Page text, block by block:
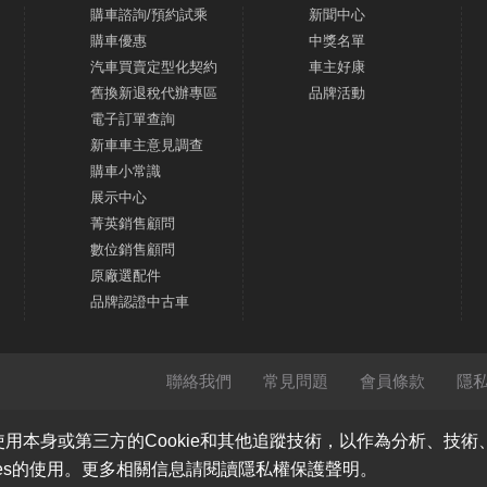
購車諮詢/預約試乘
購車優惠
汽車買賣定型化契約
舊換新退稅代辦專區
電子訂單查詢
新車車主意見調查
購車小常識
展示中心
菁英銷售顧問
數位銷售顧問
原廠選配件
品牌認證中古車
新聞中心
中獎名單
車主好康
品牌活動
聯絡我們 常見問題 會員條款 隱
本身或第三方的Cookie和其他追蹤技術，以作為分析、技術
使用。更多相關信息請閱讀隱私權保護聲明。